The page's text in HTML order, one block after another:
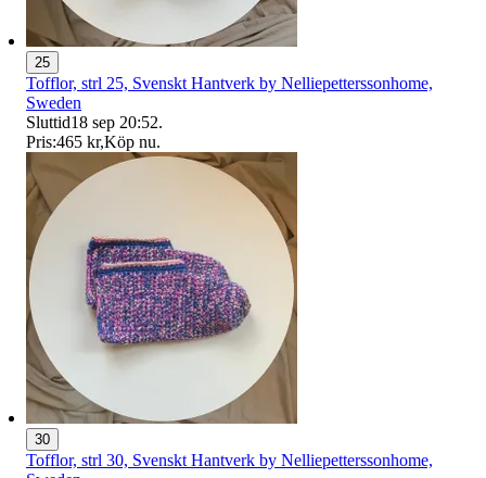
25
Tofflor, strl 25, Svenskt Hantverk by Nelliepetterssonhome,
Sweden
Sluttid18 sep 20:52.
Pris:465 kr,Köp nu.
30
Tofflor, strl 30, Svenskt Hantverk by Nelliepetterssonhome,